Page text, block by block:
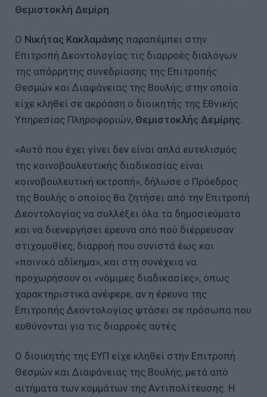
Θεμιστοκλή Δεμίρη.
Ο Νικήτας Κακλαμάνης παραπέμπει στην
Επιτροπή Δεοντολογίας τις διαρροές διαλόγων
της απόρρητης συνεδρίασης της Επιτροπής
Θεσμών και Διαφάνειας της Βουλής, στην οποία
είχε κληθεί σε ακρόαση ο διοικητής της Εθνικής
Υπηρεσίας Πληροφοριών, Θεμιστοκλής Δεμίρης.
«Αυτό που έχει γίνει δεν είναι απλά ευτελισμός
της κοινοβουλευτικής διαδικασίας είναι
κοινοβουλευτική εκτροπή», δήλωσε ο Πρόεδρος
της Βουλής ο οποίος θα ζητήσει από την Επιτροπή
Δεοντολογίας να συλλέξει όλα τα δημοσιεύματα
και να διενεργήσει έρευνα από πού διέρρευσαν
στιχομυθίες, διαρροή που συνιστά έως και
«ποινικό αδίκημα», και στη συνέχεια να
προχωρήσουν οι «νόμιμες διαδικασίες», όπως
χαρακτηριστικά ανέφερε, αν η έρευνα της
Επιτροπής Δεοντολογίας φτάσει σε πρόσωπα που
ευθύνονται για τις διαρροές αυτές.
Ο διοικητής της ΕΥΠ είχε κληθεί στην Επιτροπή
Θεσμών και Διαφάνειας της Βουλής, μετά από
αιτήματα των κομμάτων της Αντιπολίτευσης. Η